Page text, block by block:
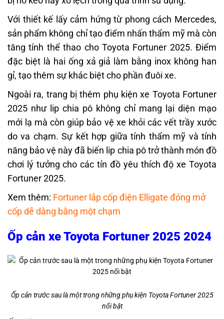
Với thiết kế lấy cảm hứng từ phong cách Mercedes,
sản phẩm không chỉ tạo điểm nhấn thẩm mỹ mà còn
tăng tính thể thao cho Toyota Fortuner 2025. Điểm
đặc biệt là hai ống xả giả làm bằng inox không han
gỉ, tạo thêm sự khác biệt cho phần đuôi xe.
Ngoài ra, trang bị thêm phụ kiện xe Toyota Fortuner
2025 như lip chia pô không chỉ mang lại diện mạo
mới lạ mà còn giúp bảo vệ xe khỏi các vết trầy xước
do va chạm. Sự kết hợp giữa tính thẩm mỹ và tính
năng bảo vệ này đã biến lip chia pô trở thành món đồ
chơi lý tưởng cho các tín đồ yêu thích độ xe Toyota
Fortuner 2025.
Xem thêm: Fortuner lắp cốp điện Elligate đóng mở
cốp dễ dàng bằng một chạm
Ốp cản xe Toyota Fortuner 2025 2024
Ốp cản trước sau là một trong những phụ kiện Toyota Fortuner 2025
nổi bật